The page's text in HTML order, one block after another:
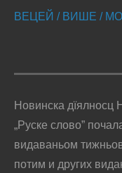
ВЕЦЕЙ / ВИШЕ /
Новинска дїялносц
„Руске слово”
видаваньом
потим и других